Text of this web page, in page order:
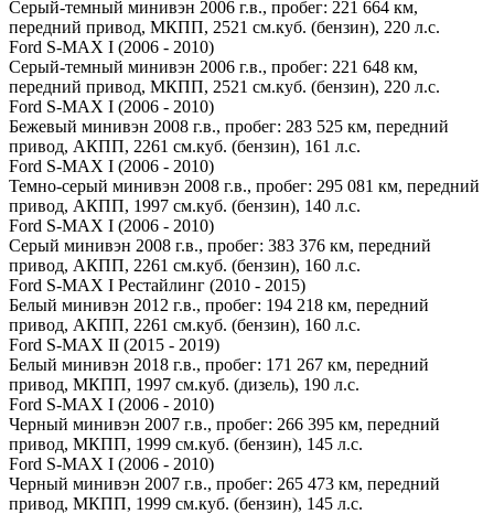
Серый-темный минивэн 2006 г.в., пробег: 221 664 км,
передний привод, МКПП, 2521 см.куб. (бензин), 220 л.с.
Ford S-MAX I (2006 - 2010)
Серый-темный минивэн 2006 г.в., пробег: 221 648 км,
передний привод, МКПП, 2521 см.куб. (бензин), 220 л.с.
Ford S-MAX I (2006 - 2010)
Бежевый минивэн 2008 г.в., пробег: 283 525 км, передний
привод, АКПП, 2261 см.куб. (бензин), 161 л.с.
Ford S-MAX I (2006 - 2010)
Темно-серый минивэн 2008 г.в., пробег: 295 081 км, передний
привод, АКПП, 1997 см.куб. (бензин), 140 л.с.
Ford S-MAX I (2006 - 2010)
Серый минивэн 2008 г.в., пробег: 383 376 км, передний
привод, АКПП, 2261 см.куб. (бензин), 160 л.с.
Ford S-MAX I Рестайлинг (2010 - 2015)
Белый минивэн 2012 г.в., пробег: 194 218 км, передний
привод, АКПП, 2261 см.куб. (бензин), 160 л.с.
Ford S-MAX II (2015 - 2019)
Белый минивэн 2018 г.в., пробег: 171 267 км, передний
привод, МКПП, 1997 см.куб. (дизель), 190 л.с.
Ford S-MAX I (2006 - 2010)
Черный минивэн 2007 г.в., пробег: 266 395 км, передний
привод, МКПП, 1999 см.куб. (бензин), 145 л.с.
Ford S-MAX I (2006 - 2010)
Черный минивэн 2007 г.в., пробег: 265 473 км, передний
привод, МКПП, 1999 см.куб. (бензин), 145 л.с.